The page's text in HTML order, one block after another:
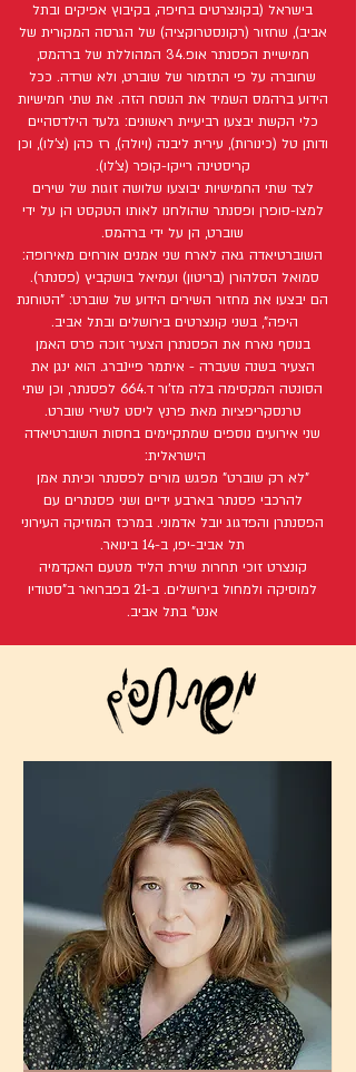
בישראל (בקונצרטים בחיפה, בקיבוץ אפיקים ובתל
אביב), שחזור (רקונסטרוקציה) של הגרסה המקורית של
חמישיית הפסנתר אופ.34 המהוללת של ברהמס,
שחוברה על פי התזמור של שוברט, ולא שרדה. ככל
הידוע ברהמס השמיד את הנוסח הזה. את שתי חמישיות
כלי הקשת יבצעו רביעיית ראשונים: גלעד הילדסהיים
ודותן טל (כינורות), עירית ליבנה (ויולה), רז כהן (צ'לו), וכן
קריסטינה רייקו-קופר (צ'לו).
לצד שתי החמישיות יבוצעו שלושה זוגות של שירים
למצו-סופרן ופסנתר שהולחנו לאותו הטקסט הן על ידי
שוברט, הן על ידי ברהמס.
השוברטיאדה גאה לארח שני אמנים אורחים מאירופה:
סמואל הסלהורן (בריטון) ועמיאל בושקביץ (פסנתר).
הם יבצעו את מחזור השירים הידוע של שוברט: "הטוחנת
היפה", בשני קונצרטים בירושלים ובתל אביב.
בנוסף נארח את הפסנתרן הצעיר זוכה פרס האמן
הצעיר בשנה שעברה - איתמר פיינברג. הוא ינגן את
הסונטה המקסימה בלה מז'ור ד.664 לפסנתר, וכן שתי
טרנסקריפציות מאת פרנץ ליסט לשירי שוברט.
שני אירועים נוספים שמתקיימים בחסות השוברטיאדה
הישראלית:
"לא רק שוברט" מפגש מורים לפסנתר וכיתת אמן
להרכבי פסנתר בארבע ידיים ושני פסנתרים עם
הפסנתרן והפדגוג יובל אדמוני. במרכז המוזיקה העירוני
תל אביב-יפו, ב-14 בינואר.
קונצרט זוכי תחרות שירת הליד מטעם האקדמיה
למוסיקה ולמחול בירושלים. ב-21 בפברואר ב"סטודיו
אנט" בתל אביב.